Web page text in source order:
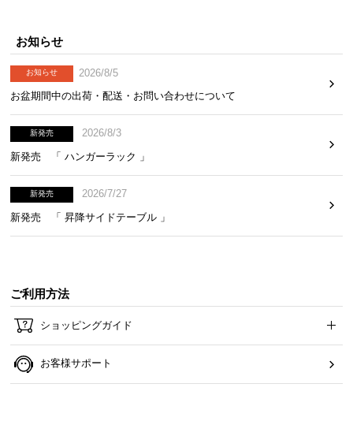
お知らせ
お知らせ
2026/8/5
お盆期間中の出荷・配送・お問い合わせについて
新発売
2026/8/3
新発売 「 ハンガーラック 」
新発売
2026/7/27
新発売 「 昇降サイドテーブル 」
ご利用方法
ショッピングガイド
お客様サポート